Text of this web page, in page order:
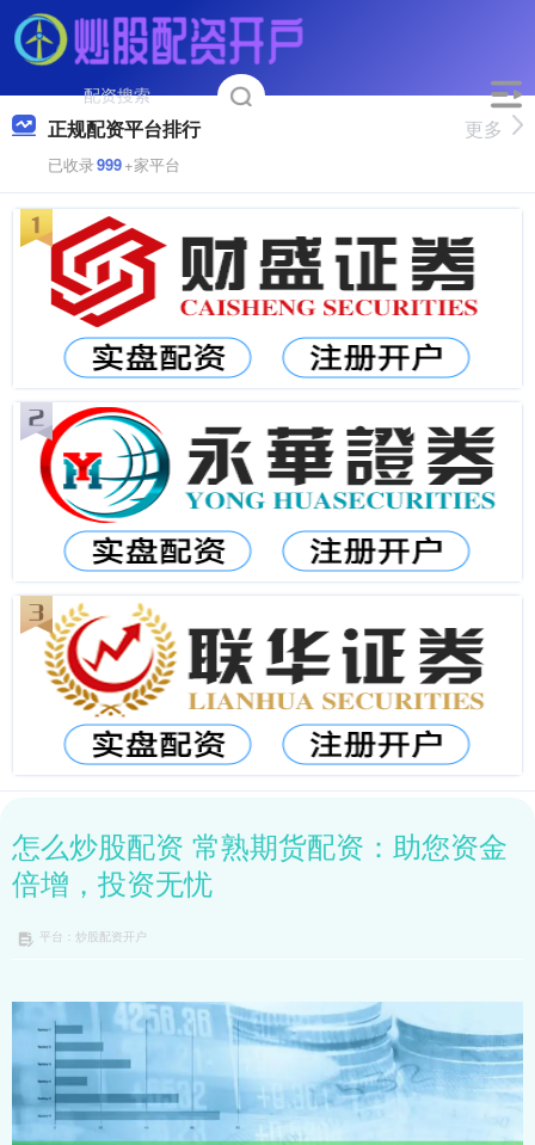
正规配资平台排行
已收录999+家平台
更多
怎么炒股配资 常熟期货配资：助您资金
倍增，投资无忧
平台：炒股配资开户